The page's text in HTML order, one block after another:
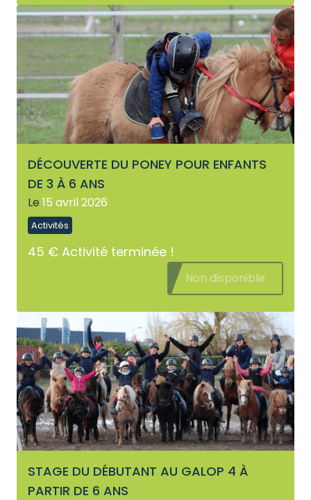
DÉCOUVERTE DU PONEY POUR ENFANTS
DE 3 À 6 ANS
Le 15 avril 2026
Activités
45 € Activité terminée !
Non disponible
STAGE DU DÉBUTANT AU GALOP 4 À
PARTIR DE 6 ANS